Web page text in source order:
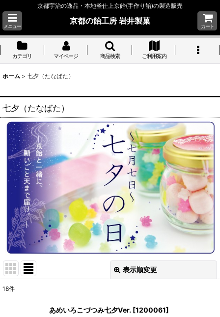
京都宇治の逸品・本地釜仕上京飴(手作り飴)の製造販売
メニュー
京都の飴工房 岩井製菓
カート
カテゴリ マイページ 商品検索 ご利用案内
ホーム > 七夕（たなばた）
七夕（たなばた）
表示順変更
18件
あめいろこづつみ七夕Ver. [1200061]